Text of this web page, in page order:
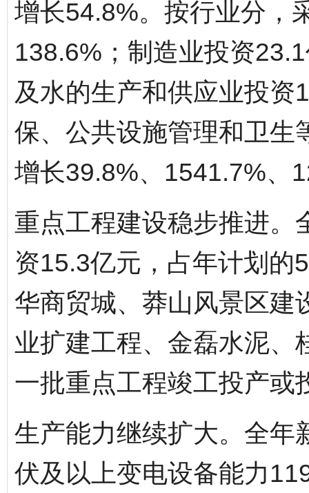
增长54.8%。按行业分，
138.6%；制造业投资
及水的生产和供应业投资
保、公共设施管理和卫生
增长39.8%、1541.7%、
重点工程建设稳步推进。
资15.3亿元，占年计划的
华商贸城、莽山风景区建
业扩建工程、金磊水泥、
一批重点工程竣工投产或
生产能力继续扩大。全年
伏及以上变电设备能力